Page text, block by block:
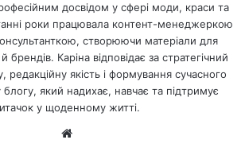
досвідом у сфері моди, краси та
роки працювала контент-менеджеркою
створюючи матеріали для
брендів. Каріна відповідає за стратегічний
редакційну якість і формування сучасного
який надихає, навчає та підтримує
у щоденному житті.